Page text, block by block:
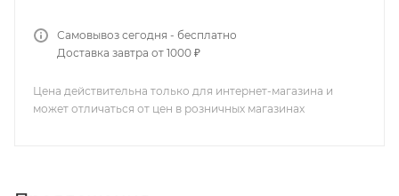
Самовывоз сегодня - бесплатно
Доставка завтра от 1000 ₽
Цена действительна только для интернет-магазина и
может отличаться от цен в розничных магазинах